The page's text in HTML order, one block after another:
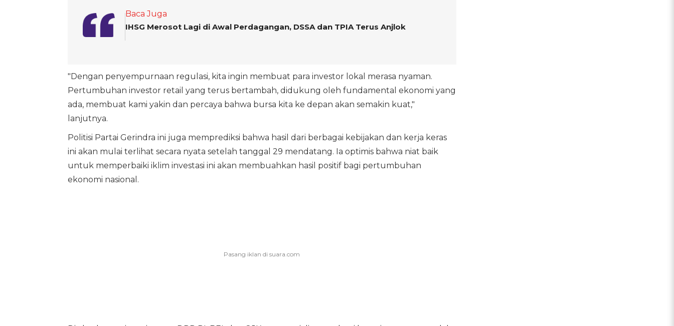
Baca Juga
IHSG Merosot Lagi di Awal Perdagangan, DSSA dan TPIA Terus Anjlok
"Dengan penyempurnaan regulasi, kita ingin membuat para investor lokal merasa nyaman.
Pertumbuhan investor retail yang terus bertambah, didukung oleh fundamental ekonomi yang
ada, membuat kami yakin dan percaya bahwa bursa kita ke depan akan semakin kuat,"
lanjutnya.
Politisi Partai Gerindra ini juga memprediksi bahwa hasil dari berbagai kebijakan dan kerja keras
ini akan mulai terlihat secara nyata setelah tanggal 29 mendatang. Ia optimis bahwa niat baik
untuk memperbaiki iklim investasi ini akan membuahkan hasil positif bagi pertumbuhan
ekonomi nasional.